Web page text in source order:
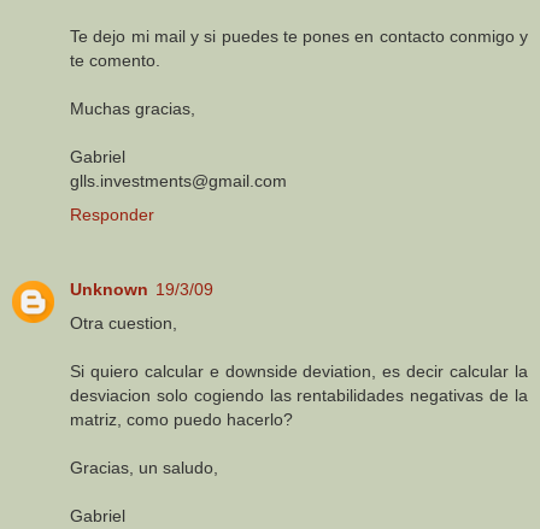
Te dejo mi mail y si puedes te pones en contacto conmigo y
te comento.
Muchas gracias,
Gabriel
glls.investments@gmail.com
Responder
Unknown 19/3/09
Otra cuestion,
Si quiero calcular e downside deviation, es decir calcular la
desviacion solo cogiendo las rentabilidades negativas de la
matriz, como puedo hacerlo?
Gracias, un saludo,
Gabriel